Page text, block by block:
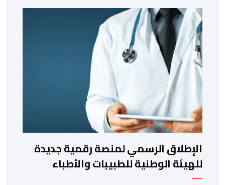
الإطلاق الرسمي لمنصة رقمية جديدة
للهيئة الوطنية للطبيبات والأطباء